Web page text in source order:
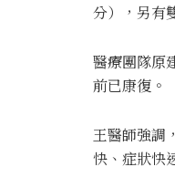
分），另有
醫療團隊原
前已康復。
王醫師強調
快、症狀快